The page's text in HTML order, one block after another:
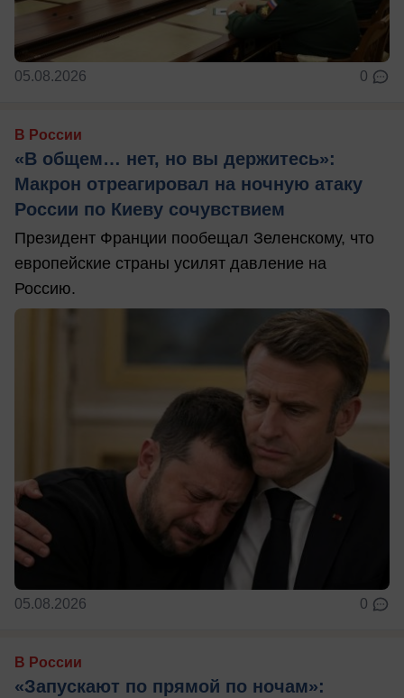
05.08.2026 0
В России
«В общем… нет, но вы держитесь»:
Макрон отреагировал на ночную атаку
России по Киеву сочувствием
Президент Франции пообещал Зеленскому, что
европейские страны усилят давление на
Россию.
05.08.2026 0
В России
«Запускают по прямой по ночам»: